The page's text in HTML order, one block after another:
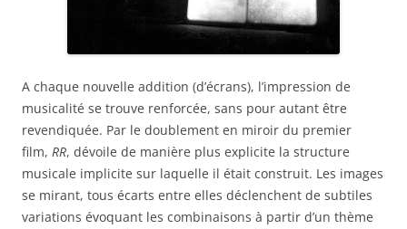
A chaque nouvelle addition (d’écrans), l’impression de
musicalité se trouve renforcée, sans pour autant être
revendiquée. Par le doublement en miroir du premier
film, RR, dévoile de manière plus explicite la structure
musicale implicite sur laquelle il était construit. Les images
se mirant, tous écarts entre elles déclenchent de subtiles
variations évoquant les combinaisons à partir d’un thème